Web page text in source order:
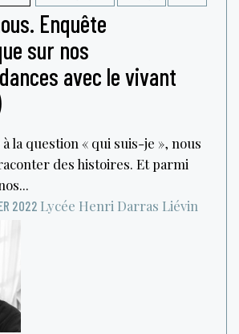
Enquête
sur nos
avec le vivant
la question « qui suis-je », nous
des histoires. Et parmi
2022 Lycée Henri Darras Liévin